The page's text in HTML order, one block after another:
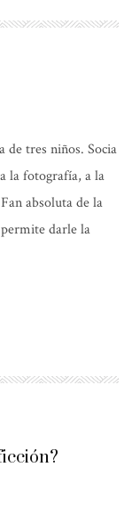
de tres niños. Socia
la fotografía, a la
absoluta de la
darle la